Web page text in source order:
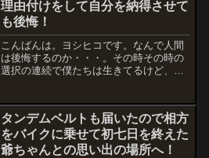
理由付けをして自分を納得させて
も後悔！
こんばんは。ヨシヒコです。なんで人間
は後悔するのか・・・。その時その時の
選択の連続で僕たちは生きてるけど、決
は・・・自分に嘘をついた時。いわゆ
る、我慢だったり自分の選択とは違...
タンデムベルトも届いたので相方
をバイクに乗せて初七日を終えた
爺ちゃんとの思い出の場所へ！